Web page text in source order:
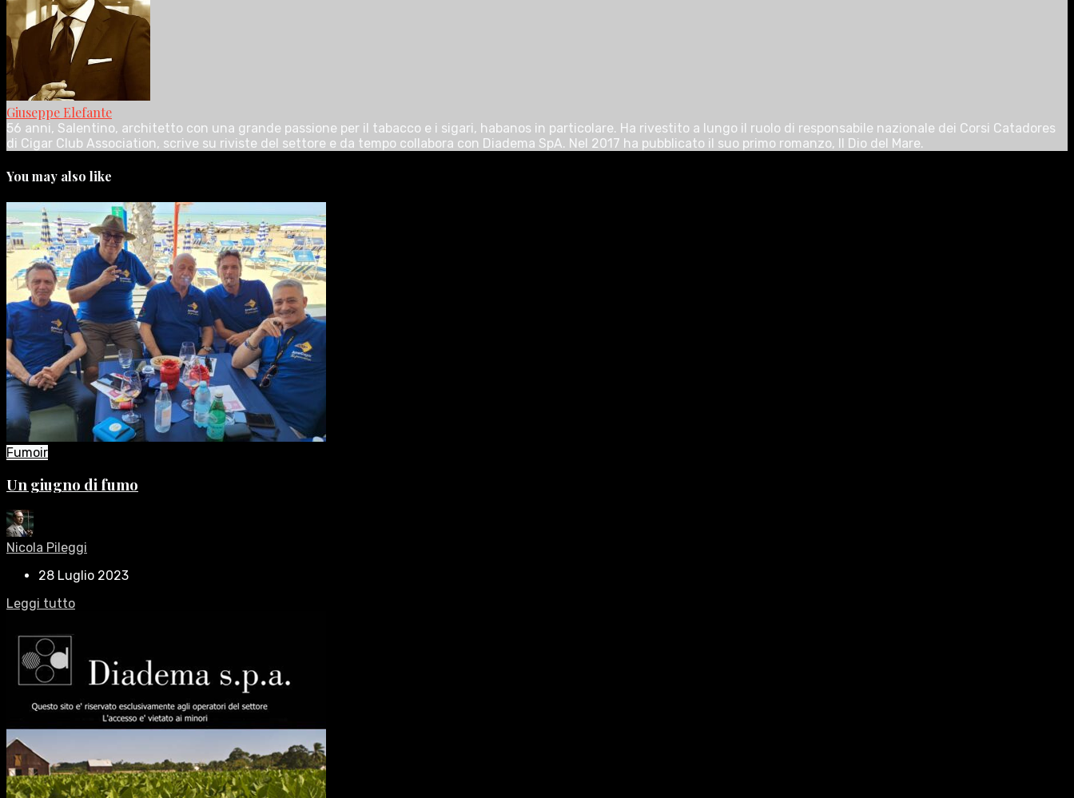
Giuseppe Elefante
56 anni, Salentino, architetto con una grande passione per il tabacco e i sigari, habanos in particolare. Ha rivestito a lungo il ruolo di responsabile nazionale dei Corsi Catadores
di Cigar Club Association, scrive su riviste del settore e da tempo collabora con Diadema SpA. Nel 2017 ha pubblicato il suo primo romanzo, Il Dio del Mare.
You may also like
Fumoir
Un giugno di fumo
Nicola Pileggi
28 Luglio 2023
Leggi tutto